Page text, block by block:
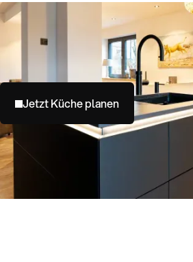
Jetzt Küche planen